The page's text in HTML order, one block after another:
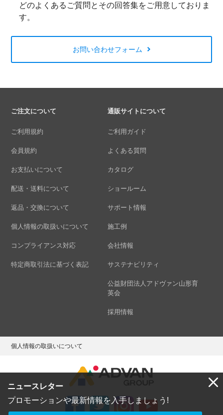
ニュースレター
プロモーションや最新情報を入手しましょう!
どのよくあるご質問とその回答集をご用意しておりま
す。
お問い合わせフォーム
ご注文について
ご利用規約
会員規約
お支払いについて
配送・送料について
返品・交換について
個人情報の取扱いについて
コンプライアンス対応
特定商取引法に基づく表記
通販サイトについて
ご利用ガイド
よくある質問
カタログ
ショールーム
サポート情報
施工例
会社情報
サステナビリティ
公益財団法人アドヴァン山形育
英会
採用情報
個人情報の取扱いについて